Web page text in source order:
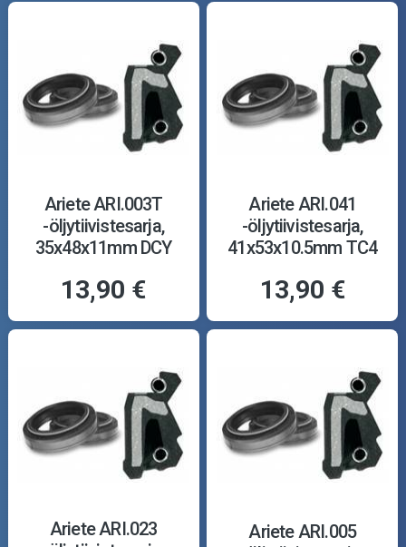
Ariete ARI.003T
-öljytiivistesarja,
35x48x11mm DCY
13,90 €
Ariete ARI.041
-öljytiivistesarja,
41x53x10.5mm TC4
13,90 €
Ariete ARI.023
Ariete ARI.005